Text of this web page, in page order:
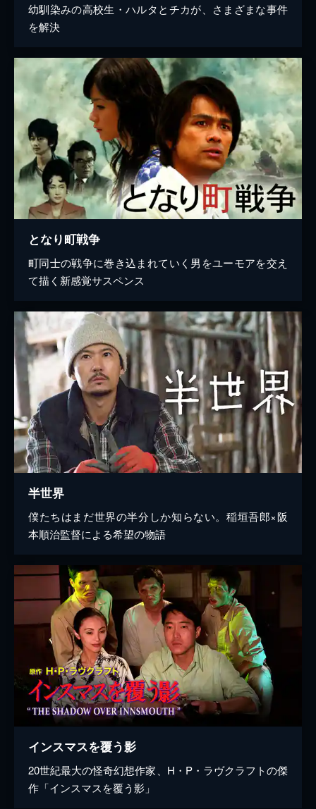
幼馴染みの高校生・ハルタとチカが、さまざまな事件
を解決
となり町戦争
町同士の戦争に巻き込まれていく男をユーモアを交え
て描く新感覚サスペンス
半世界
僕たちはまだ世界の半分しか知らない。稲垣吾郎×阪
本順治監督による希望の物語
インスマスを覆う影
20世紀最大の怪奇幻想作家、H・P・ラヴクラフトの傑
作「インスマスを覆う影」